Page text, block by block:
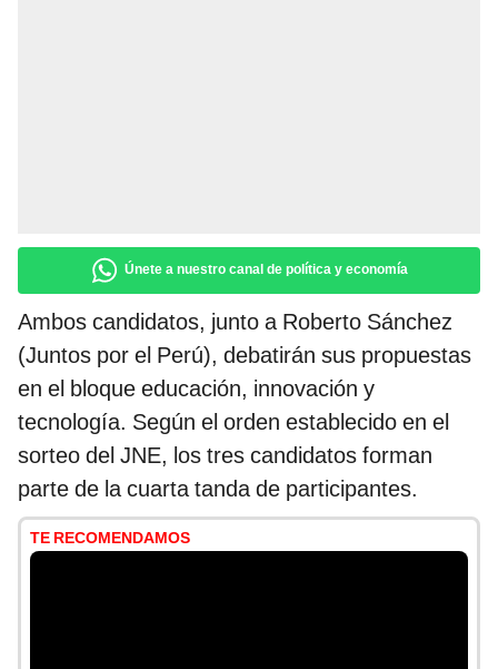
Únete a nuestro canal de política y economía
Ambos candidatos, junto a Roberto Sánchez
(Juntos por el Perú), debatirán sus propuestas
en el bloque educación, innovación y
tecnología. Según el orden establecido en el
sorteo del JNE, los tres candidatos forman
parte de la cuarta tanda de participantes.
TE RECOMENDAMOS